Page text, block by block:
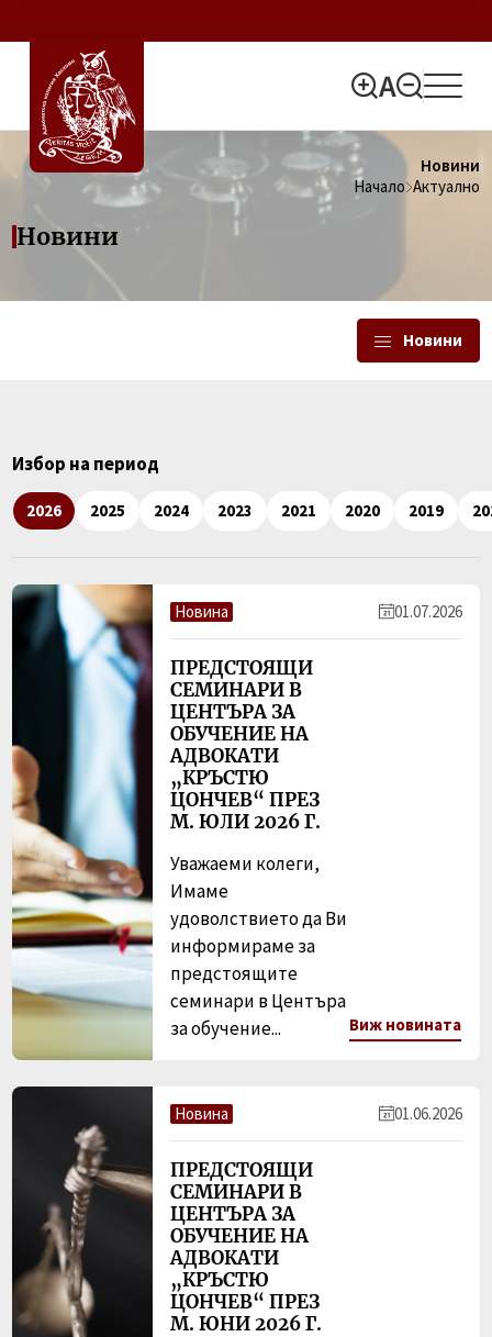
Новини
Начало Актуално
Новини
Новини
Избор на период
2026 2025 2024 2023 2021 2020 2019
Новина 01.07.2026
ПРЕДСТОЯЩИ
СЕМИНАРИ В
ЦЕНТЪРА ЗА
ОБУЧЕНИЕ НА
АДВОКАТИ
„КРЪСТЮ
ЦОНЧЕВ“ ПРЕЗ
М. ЮЛИ 2026 Г.
Уважаеми колеги,
Имаме
удоволствието да Ви
информираме за
предстоящите
семинари в Центъра
за обучение...
Виж новината
Новина 01.06.2026
ПРЕДСТОЯЩИ
СЕМИНАРИ В
ЦЕНТЪРА ЗА
ОБУЧЕНИЕ НА
АДВОКАТИ
„КРЪСТЮ
ЦОНЧЕВ“ ПРЕЗ
М. ЮНИ 2026 Г.